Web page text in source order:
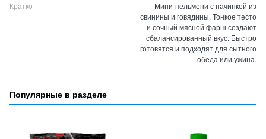
Кратко
Мини-пельмени с начинкой из
свинины и говядины. Тонкое тесто
и сочный мясной фарш создают
сбалансированный вкус. Быстро
готовятся и подходят для сытного
обеда или ужина.
Популярные в разделе